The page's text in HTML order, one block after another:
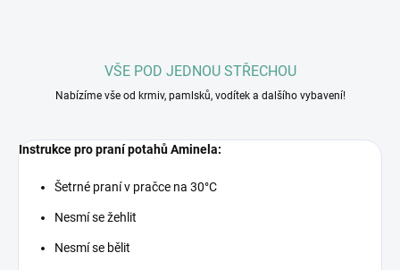
VŠE POD JEDNOU STŘECHOU
Nabízíme vše od krmiv, pamlsků, vodítek a dalšího vybavení!
Instrukce pro praní potahů Aminela:
Šetrné praní v pračce na 30°C
Nesmí se žehlit
Nesmí se bělit